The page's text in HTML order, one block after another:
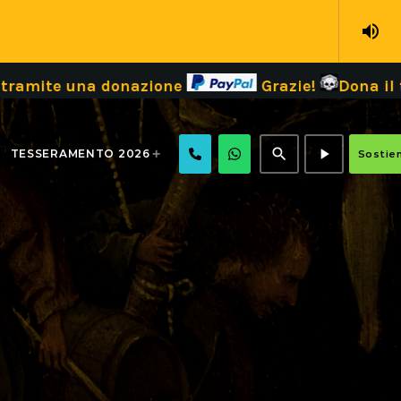
volume_up
donazione Grazie! Dona il tuo 5 x
TESSERAMENTO 2026 search play_arrow